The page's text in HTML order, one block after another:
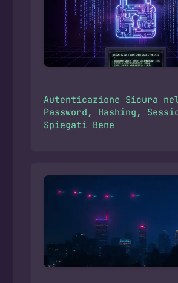
Autenticazione Sicura
Password, Hashing,
Spiegati Bene